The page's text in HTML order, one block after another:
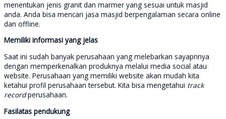
menentukan jenis granit dan marmer yang sesuai untuk masjid
anda. Anda bisa mencari jasa masjid berpengalaman secara online
dan offline.
Memiliki informasi yang jelas
Saat ini sudah banyak perusahaan yang melebarkan sayapnnya
dengan memperkenalkan produknya melalui media social atau
website. Perusahaan yang memiliki website akan mudah kita
ketahui profil perusahaan tersebut. Kita bisa mengetahui track
recordperusahaan.
Fasilatas pendukung